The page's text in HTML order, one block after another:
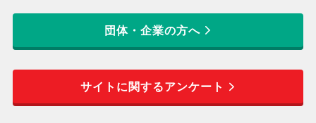
団体・企業の方へ
サイトに関するアンケート